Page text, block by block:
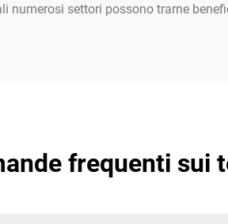
numerosi settori possono trarne
frequenti sui